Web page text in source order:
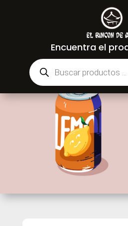
Encuentra el
Búsqueda
de
productos